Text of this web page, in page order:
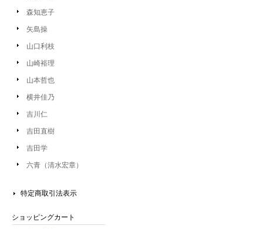
森知恵子
矢島操
山口利枝
山崎裕理
山本哲也
横井佳乃
吉川仁
吉田直樹
吉田学
六青（清水宏章）
特定商取引法表示
ショッピングカート